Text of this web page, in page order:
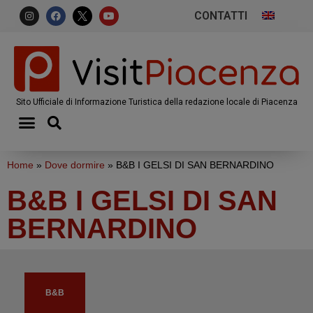
CONTATTI
Sito Ufficiale di Informazione Turistica della redazione locale di Piacenza
Home » Dove dormire » B&B I GELSI DI SAN BERNARDINO
B&B I GELSI DI SAN
BERNARDINO
B&B